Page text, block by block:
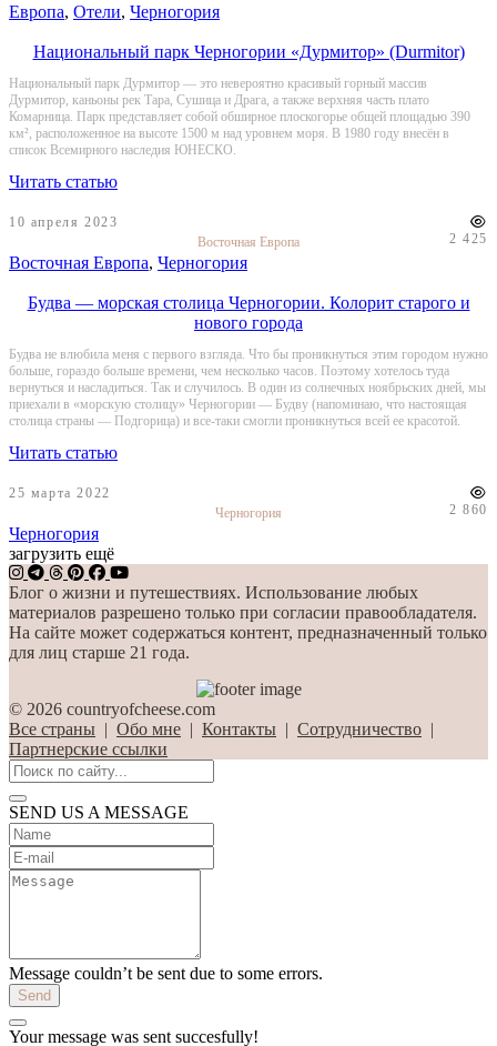
Европа, Отели, Черногория
Национальный парк Черногории «Дурмитор» (Durmitor)
Национальный парк Дурмитор — это невероятно красивый горный массив
Дурмитор, каньоны рек Тара, Сушица и Драга, а также верхняя часть плато
Комарница. Парк представляет собой обширное плоскогорье общей площадью 390
км², расположенное на высоте 1500 м над уровнем моря. В 1980 году внесён в
список Всемирного наследия ЮНЕСКО.
Читать статью
10 апреля 2023
Восточная Европа
2 425
Восточная Европа, Черногория
Будва — морская столица Черногории. Колорит старого и
нового города
Будва не влюбила меня с первого взгляда. Что бы проникнуться этим городом нужно
больше, гораздо больше времени, чем несколько часов. Поэтому хотелось туда
вернуться и насладиться. Так и случилось. В один из солнечных ноябрьских дней, мы
приехали в «морскую столицу» Черногории — Будву (напоминаю, что настоящая
столица страны — Подгорица) и все-таки смогли проникнуться всей ее красотой.
Читать статью
25 марта 2022
Черногория
2 860
Черногория
загрузить ещё
Блог о жизни и путешествиях. Использование любых
материалов разрешено только при согласии правообладателя.
На сайте может содержаться контент, предназначенный только
для лиц старше 21 года.
© 2026 countryofcheese.com
Все страны | Обо мне | Контакты | Сотрудничество |
Партнерские ссылки
SEND US A MESSAGE
Message couldn’t be sent due to some errors.
Send
Your message was sent succesfully!